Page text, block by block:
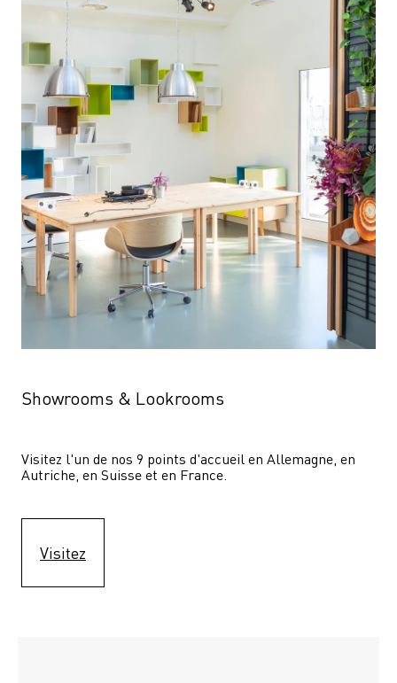
Showrooms & Lookrooms
Visitez l'un de nos 9 points d'accueil en Allemagne, en
Autriche, en Suisse et en France.
Visitez